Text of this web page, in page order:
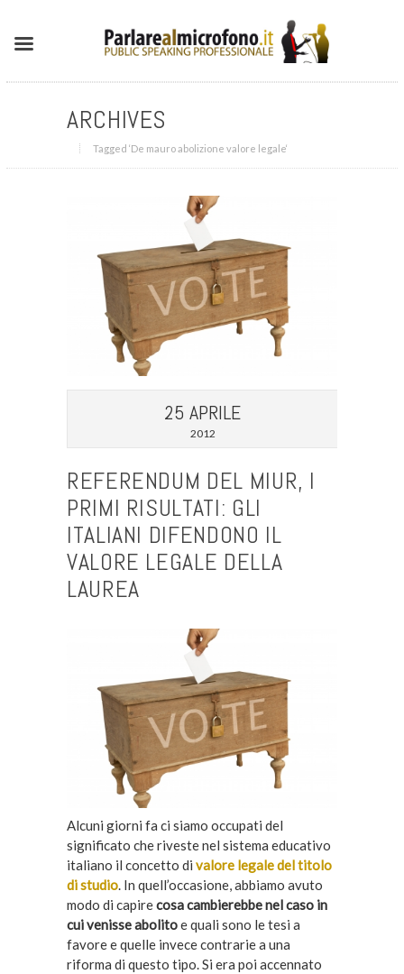
ARCHIVES
Tagged ‘De mauro abolizione valore legale‘
25 APRILE
2012
REFERENDUM DEL MIUR, I
PRIMI RISULTATI: GLI
ITALIANI DIFENDONO IL
VALORE LEGALE DELLA
LAUREA
Alcuni giorni fa ci siamo occupati del
significato che riveste nel sistema educativo
italiano il concetto di valore legale del titolo
di studio. In quell’occasione, abbiamo avuto
modo di capirecosa cambierebbe nel caso in
cui venisse abolitoe quali sono le tesi a
favore e quelle invece contrarie a una
riforma di questo tipo. Si era poi accennato